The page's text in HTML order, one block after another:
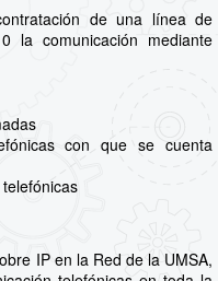
de una línea de
la comunicación mediante
con que se cuenta
IP en la Red de la UMSA,